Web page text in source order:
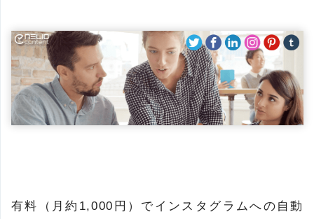
有料（月約1,000円）でインスタグラムへの自動